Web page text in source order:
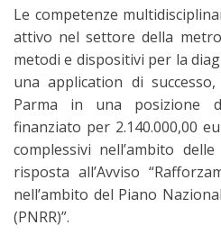
Le competenze
attivo nel settore della
metodi e dispositivi per la
una application di
Parma in una posizione
finanziato per 2.140.000,00
complessivi nell’ambito
risposta all’Avviso
nell’ambito del Piano
(PNRR)”.